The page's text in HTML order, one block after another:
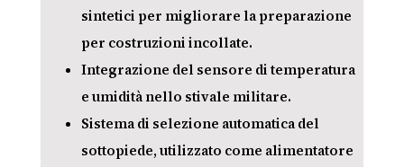
sintetici per migliorare la preparazione
per costruzioni incollate.
Integrazione del sensore di temperatura
e umidità nello stivale militare.
Sistema di selezione automatica del
sottopiede, utilizzato come alimentatore